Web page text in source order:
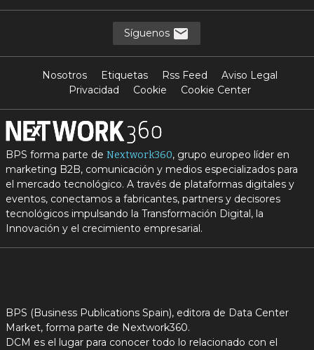
Síguenos
Nosotros Etiquetas Rss Feed
Aviso Legal
Privacidad
Cookie Cookie Center
BPS forma parte de Nextwork360, grupo europeo líder en
marketing B2B, comunicación y medios especializados para
el mercado tecnológico. A través de plataformas digitales y
eventos, conectamos a fabricantes, partners y decisores
tecnológicos impulsando la Transformación Digital, la
Innovación y el crecimiento empresarial.
BPS (Business Publications Spain), editora de Data Center
Market, forma parte de Nextwork360.
DCM es el lugar para conocer todo lo relacionado con el